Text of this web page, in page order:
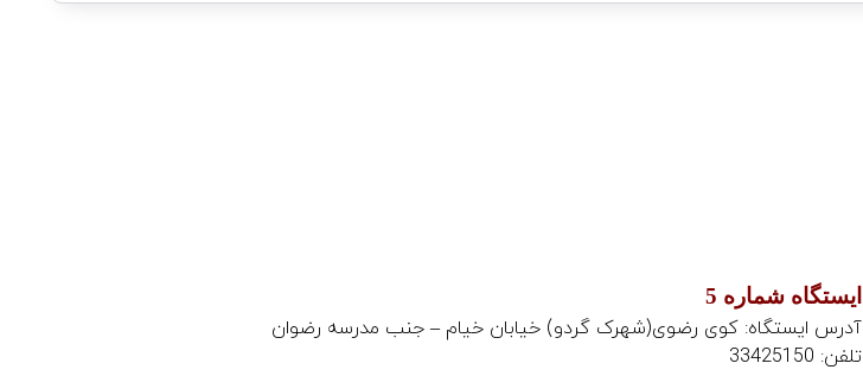
ایستگاه شماره 5
آدرس ایستگاه: کوی رضوی(شهرک گردو) خیابان خیام – جنب مدرسه رضوان
تلفن: 33425150